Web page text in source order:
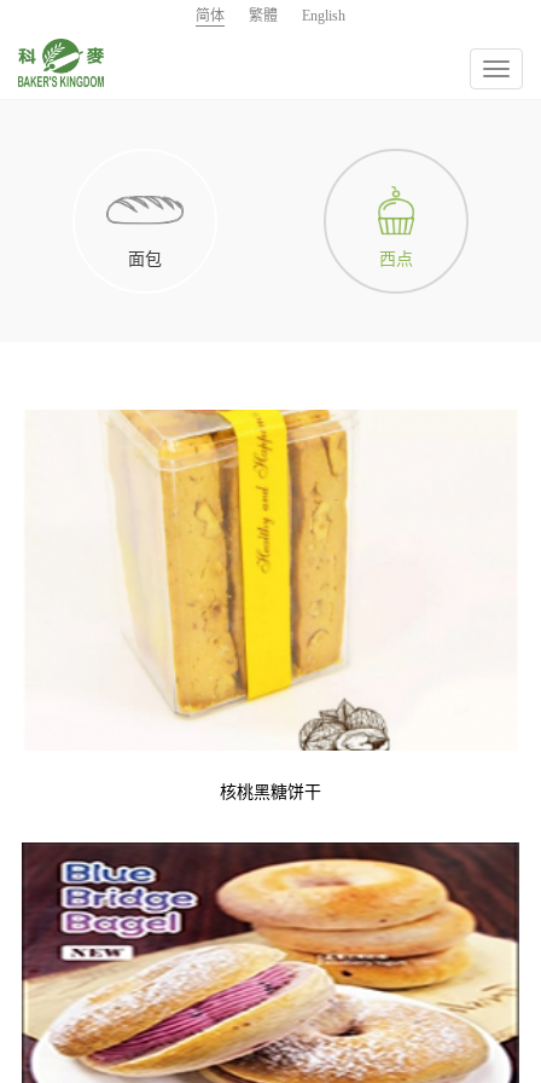
English
繁體
简体
面包 西点
核桃黑糖饼干